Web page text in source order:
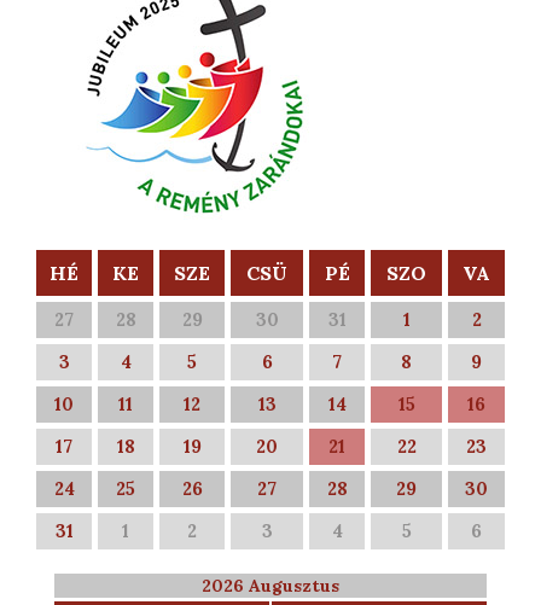
HÉ KE SZE CSÜ PÉ SZO VA
27 28 29 30 31 1
2
3
4 5 6 7 8
9
10
11 12 13 14 15
16
17
18 19 20 21 22
23
24
25 26 27 28 29
30
31
1 2 3 4 5 6
2026 Augusztus